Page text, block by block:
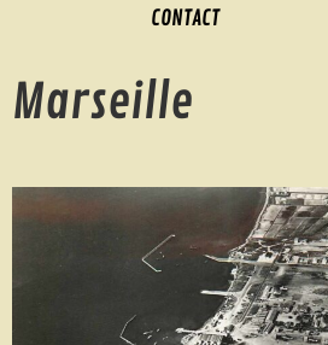
CONTACT
Marseille